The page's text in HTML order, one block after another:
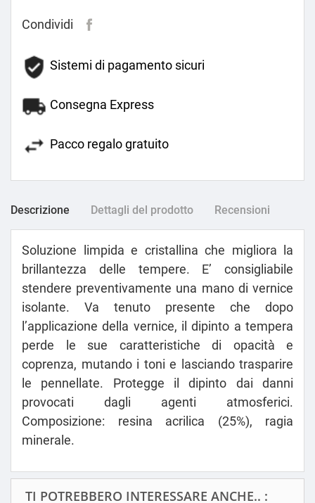
Condividi
Sistemi di pagamento sicuri
Consegna Express
Pacco regalo gratuito
Descrizione Dettagli del prodotto Recensioni
Soluzione limpida e cristallina che migliora la
brillantezza delle tempere. E’ consigliabile
stendere preventivamente una mano di vernice
isolante. Va tenuto presente che dopo
l’applicazione della vernice, il dipinto a tempera
perde le sue caratteristiche di opacità e
coprenza, mutando i toni e lasciando trasparire
le pennellate. Protegge il dipinto dai danni
provocati dagli agenti atmosferici.
Composizione: resina acrilica (25%), ragia
minerale.
TI POTREBBERO INTERESSARE ANCHE.. :